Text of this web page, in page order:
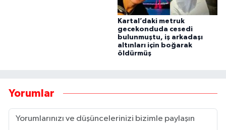
Kartal’daki metruk
gecekonduda cesedi
bulunmuştu, iş arkadaşı
altınları için boğarak
öldürmüş
Yorumlar